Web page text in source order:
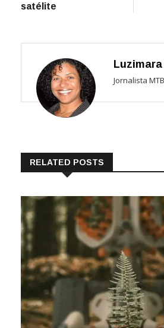
satélite
Jornalista
RELATED POSTS